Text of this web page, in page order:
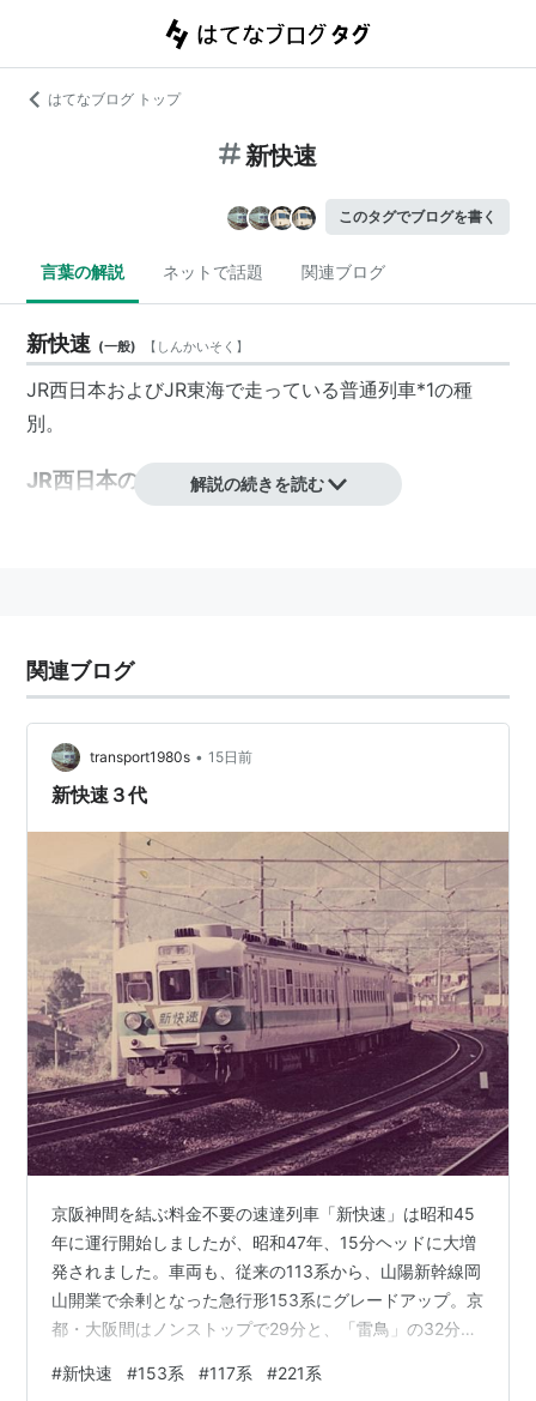
はてなブログ トップ
新快速
このタグでブログを書く
言葉の解説 ネットで話題 関連ブログ
新快速 (一般) 【 しんかいそく 】
JR西日本およびJR東海で走っている普通列車*1の種
別。
JR西日本の新快速
運賃以外の料金は不要である。これは戦前の急電時代か
らの伝統。
昼間は山科〜姫路間において15分間隔で運転され、大阪
駅発の時間が毎時0分、15分、30分、45分と覚えやすく
なっている。
基本の運転系統は長浜〜米原〜京都〜大阪〜神戸〜姫路
で、山科から湖西線に入って近江今津・敦賀へ行く列車
や、姫路より先の上郡・播州赤穂へ行く列車、長浜より
先の近江塩津・敦賀まで行く列車もある。
車両は現在、オール転換クロスシートの223系1000番
台、2000番台、3000番台および225系0番台(いずれも
網干総合車両所所属)が共通運用で充当される。米原・
近江今津〜姫路間は平日は8両または12両編成、土休日
はすべて12両編成で運転されるが、ホーム有効長の関係
で姫路〜播州赤穂・上郡間は8両編成(網干発着を除
く)、米原・近江今津〜敦賀間は4両編成で運転される。
停車駅は以下の通り。途中で普通・快速に/から種別変
更される列車もある。
琵琶湖線・JR京都線・JR神戸線・赤穂線:敦賀〜米原間
各駅、彦根、能登川、近江八幡、野洲、守山、草津、南
草津、石山、大津、山科、京都、高槻、新大阪、大阪、
解説の続きを読む
関連ブログ
transport1980s • 15日前
新快速３代
京阪神間を結ぶ料金不要の速達列車「新快速」は昭和45
年に運行開始しましたが、昭和47年、15分ヘッドに大増
発されました。車両も、従来の113系から、山陽新幹線岡
山開業で余剰となった急行形153系にグレードアップ。京
都・大阪間はノンストップで29分と、「雷鳥」の32分前
る、圧倒的なスピードでした。なお、新快速は昼間時の
#新快速 #153系 #117系 #221系